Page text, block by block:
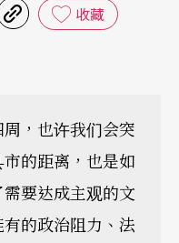
收藏
，也许我们会突
的距离，也是如
要达成主观的文
的政治阻力、法